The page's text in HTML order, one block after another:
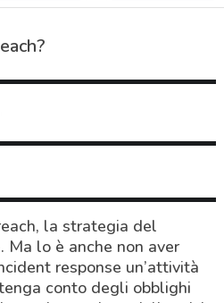
la strategia del
lo è anche non aver
response un’attività
conto degli obblighi